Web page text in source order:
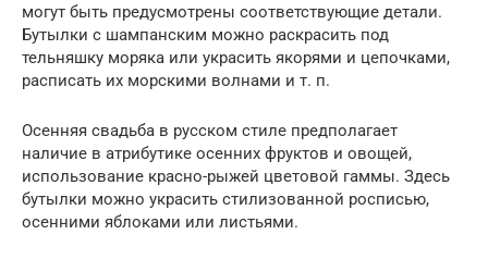
могут быть предусмотрены соответствующие детали.
Бутылки с шампанским можно раскрасить под
тельняшку моряка или украсить якорями и цепочками,
расписать их морскими волнами и т. п.
Осенняя свадьба в русском стиле предполагает
наличие в атрибутике осенних фруктов и овощей,
использование красно-рыжей цветовой гаммы. Здесь
бутылки можно украсить стилизованной росписью,
осенними яблоками или листьями.